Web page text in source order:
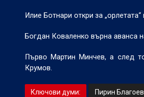
Илие Ботнари откри за
Богдан Коваленко върна аванса
Първо Мартин Минчев, а след
Крумов.
Ключови думи: Пирин